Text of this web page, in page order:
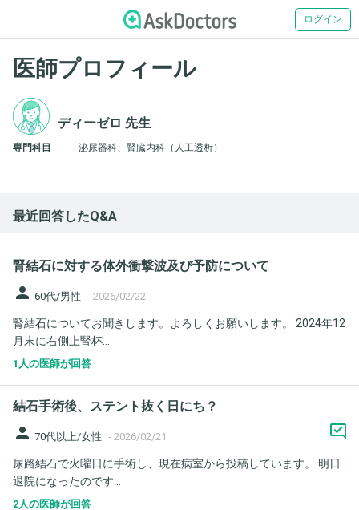
ログイン
医師プロフィール
ディーゼロ 先生
専門科目 泌尿器科、腎臓内科（人工透析）
最近回答したQ&A
腎結石に対する体外衝撃波及び予防について
person 60代/男性 - 2026/02/22
腎結石についてお聞きします。よろしくお願いします。 2024年12
月末に右側上腎杯...
1人の医師が回答
結石手術後、ステント抜く日にち？
person 70代以上/女性 - 2026/02/21
尿路結石で火曜日に手術し、現在病室から投稿しています。 明日
退院になったのです...
2人の医師が回答